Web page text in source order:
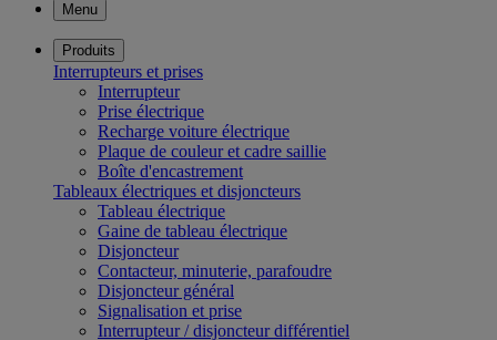
Menu
Produits
Interrupteurs et prises
Interrupteur
Prise électrique
Recharge voiture électrique
Plaque de couleur et cadre saillie
Boîte d'encastrement
Tableaux électriques et disjoncteurs
Tableau électrique
Gaine de tableau électrique
Disjoncteur
Contacteur, minuterie, parafoudre
Disjoncteur général
Signalisation et prise
Interrupteur / disjoncteur différentiel